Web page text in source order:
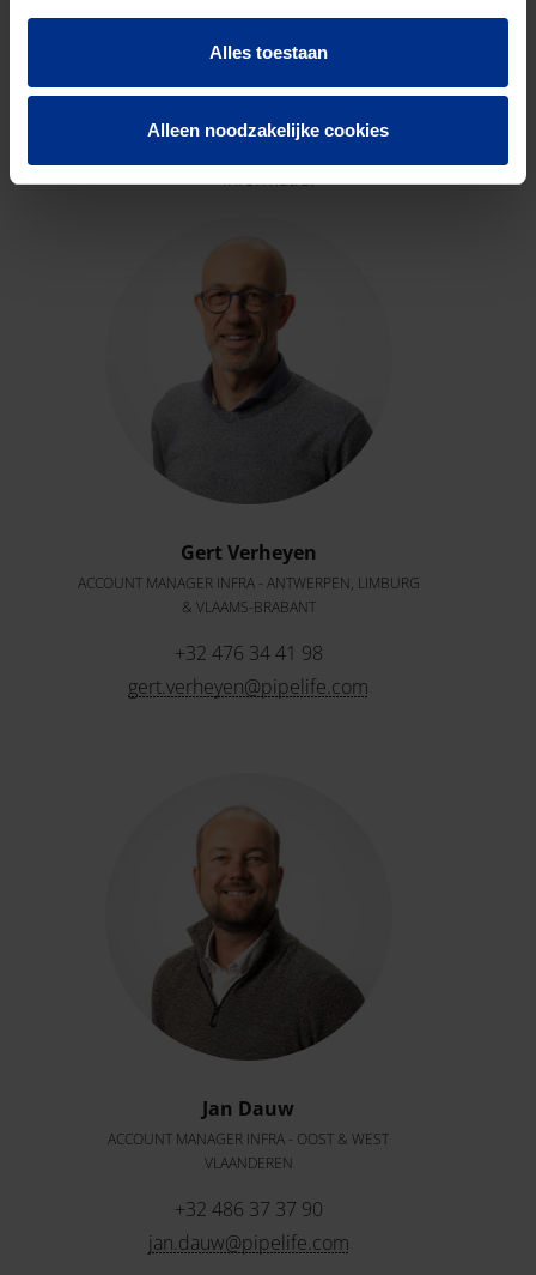
Alles toestaan
Alleen noodzakelijke cookies
CONTACTEER ONS
informatie.
Gert Verheyen
ACCOUNT MANAGER INFRA - ANTWERPEN, LIMBURG
& VLAAMS-BRABANT
+32 476 34 41 98
gert.verheyen@pipelife.com
Jan Dauw
ACCOUNT MANAGER INFRA - OOST & WEST
VLAANDEREN
+32 486 37 37 90
jan.dauw@pipelife.com